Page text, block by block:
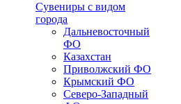
Сувениры с видом
города
Дальневосточный
ФО
Казахстан
Приволжский ФО
Крымский ФО
Северо-Западный